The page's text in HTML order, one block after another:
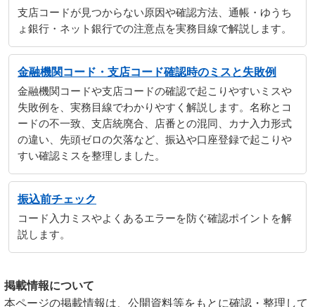
支店コードが見つからない原因や確認方法、通帳・ゆうち
ょ銀行・ネット銀行での注意点を実務目線で解説します。
金融機関コード・支店コード確認時のミスと失敗例
金融機関コードや支店コードの確認で起こりやすいミスや
失敗例を、実務目線でわかりやすく解説します。名称とコ
ードの不一致、支店統廃合、店番との混同、カナ入力形式
の違い、先頭ゼロの欠落など、振込や口座登録で起こりや
すい確認ミスを整理しました。
振込前チェック
コード入力ミスやよくあるエラーを防ぐ確認ポイントを解
説します。
掲載情報について
本ページの掲載情報は、公開資料等をもとに確認・整理して